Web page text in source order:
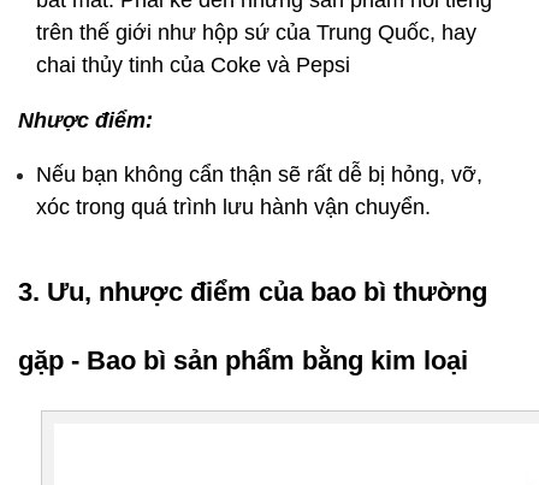
trên thế giới như hộp sứ của Trung Quốc, hay
chai thủy tinh của Coke và Pepsi
Nhược điểm:
Nếu bạn không cẩn thận sẽ rất dễ bị hỏng, vỡ,
xóc trong quá trình lưu hành vận chuyển.
3. Ưu, nhược điểm của bao bì thường
gặp - Bao bì sản phẩm bằng kim loại